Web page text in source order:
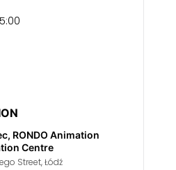
RONDO Animation
Centre
Street, Łódź